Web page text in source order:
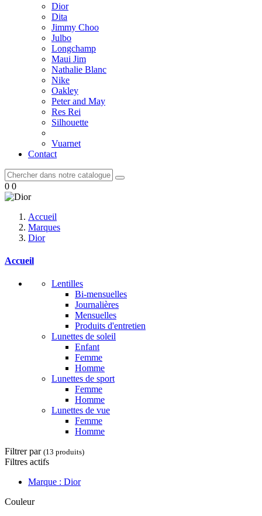
Dior
Dita
Jimmy Choo
Julbo
Longchamp
Maui Jim
Nathalie Blanc
Nike
Oakley
Peter and May
Res Rei
Silhouette
Vuarnet
Contact
0 0
Accueil
Marques
Dior
Accueil
Lentilles
Bi-mensuelles
Journalières
Mensuelles
Produits d'entretien
Lunettes de soleil
Enfant
Femme
Homme
Lunettes de sport
Femme
Homme
Lunettes de vue
Femme
Homme
Filtrer par (13 produits)
Filtres actifs
Marque : Dior
Couleur